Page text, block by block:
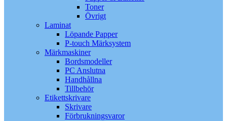
Toner
Övrigt
Laminat
Löpande Papper
P-touch Märksystem
Märkmaskiner
Bordsmodeller
PC Anslutna
Handhållna
Tillbehör
Etikettskrivare
Skrivare
Förbrukningsvaror